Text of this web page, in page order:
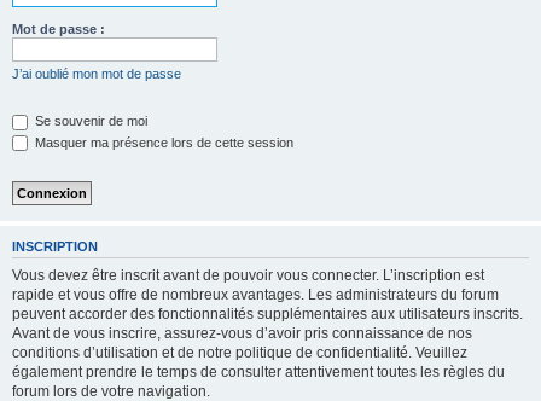
Mot de passe :
J’ai oublié mon mot de passe
Se souvenir de moi
Masquer ma présence lors de cette session
INSCRIPTION
Vous devez être inscrit avant de pouvoir vous connecter. L’inscription est
rapide et vous offre de nombreux avantages. Les administrateurs du forum
peuvent accorder des fonctionnalités supplémentaires aux utilisateurs inscrits.
Avant de vous inscrire, assurez-vous d’avoir pris connaissance de nos
conditions d’utilisation et de notre politique de confidentialité. Veuillez
également prendre le temps de consulter attentivement toutes les règles du
forum lors de votre navigation.